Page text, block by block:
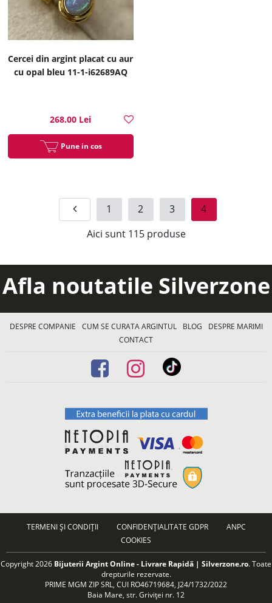
Cercei din argint placat cu aur
cu opal bleu 11-1-i62689AQ
268.00 Lei
Pune in cos
1 2 3
4
Aici sunt 115produse
Afla noutatile Silverzone
DESPRE COMPANIE CUM SE CURATA ARGINTUL BLOG
DESPRE MARIMI
CONTACT
TERMENI ȘI CONDIȚII CONFIDENȚIALITATE GDPR
ANPC
COOKIES
Copyright 2026 Bijuterii Argint Online - Livrare Rapidă | Silverzone.ro. Toate
drepturile rezervate.
PRIME MGM ZIP SRL, CUI RO46719684, J24/1732/2022
Baia Mare, str. Griviței nr. 12